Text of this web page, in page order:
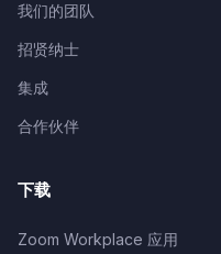
我们的团队
招贤纳士
集成
合作伙伴
下载
Zoom Workplace 应用